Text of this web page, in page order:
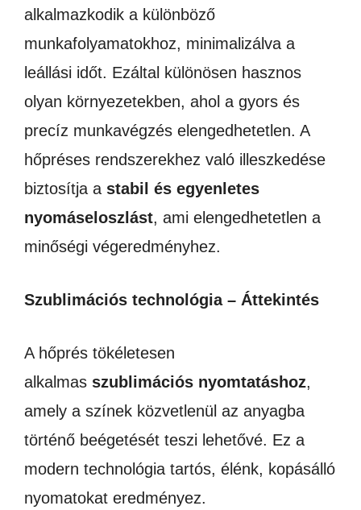
alkalmazkodik a különböző
munkafolyamatokhoz, minimalizálva a
leállási időt. Ezáltal különösen hasznos
olyan környezetekben, ahol a gyors és
precíz munkavégzés elengedhetetlen. A
hőpréses rendszerekhez való illeszkedése
biztosítja a stabil és egyenletes
nyomáseloszlást, ami elengedhetetlen a
minőségi végeredményhez.
Szublimációs technológia – Áttekintés
A hőprés tökéletesen
alkalmas szublimációs nyomtatáshoz,
amely a színek közvetlenül az anyagba
történő beégetését teszi lehetővé. Ez a
modern technológia tartós, élénk, kopásálló
nyomatokat eredményez.